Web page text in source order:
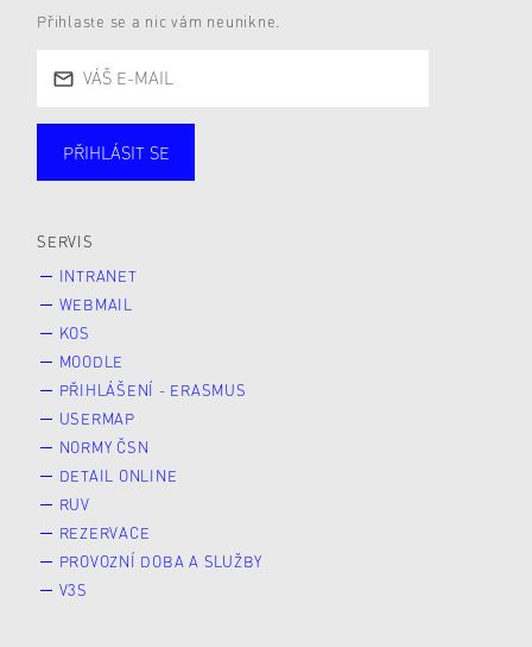
Přihlaste se a nic vám neunikne.
PŘIHLÁSIT SE
SERVIS
INTRANET
WEBMAIL
KOS
MOODLE
PŘIHLÁŠENÍ - ERASMUS
USERMAP
NORMY ČSN
DETAIL ONLINE
RUV
REZERVACE
PROVOZNÍ DOBA A SLUŽBY
V3S